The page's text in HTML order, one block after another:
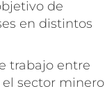
de
en distintos
trabajo entre
el sector minero